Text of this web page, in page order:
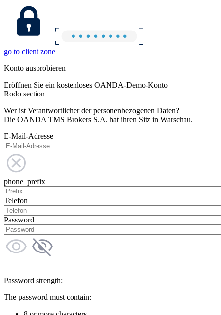
go to client zone
Konto ausprobieren
Eröffnen Sie ein kostenloses OANDA-Demo-Konto
Rodo section
Wer ist Verantwortlicher der personenbezogenen Daten?
Die OANDA TMS Brokers S.A. hat ihren Sitz in Warschau.
E-Mail-Adresse
phone_prefix
Telefon
Password
Password strength:
The password must contain: